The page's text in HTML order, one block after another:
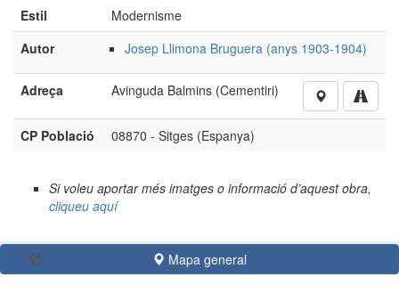
Adreça Avinguda Balmins (Cementiri)
CP Població 08870 - Sitges (Espanya)
Si voleu aportar més imatges o informació d’aquest obra,
cliqueu aquí
Mapa general
No està autoritzada la reproducció d’imatges o continguts
sense el consentiment exprés de l'autor